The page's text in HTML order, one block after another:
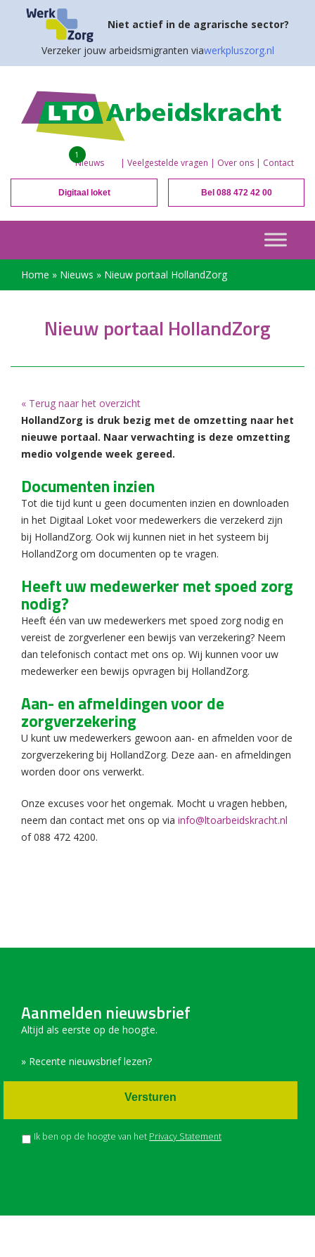
Niet actief in de agrarische sector?
Verzeker jouw arbeidsmigranten viawerkpluszorg.nl
Nieuws
1
| Veelgestelde vragen | Over ons | Contact
Digitaal loket Bel 088 472 42 00
Home » Nieuws » Nieuw portaal HollandZorg
Nieuw portaal HollandZorg
« Terug naar het overzicht
HollandZorg is druk bezig met de omzetting naar het
nieuwe portaal. Naar verwachting is deze omzetting
medio volgende week gereed.
Documenten inzien
Tot die tijd kunt u geen documenten inzien en downloaden
in het Digitaal Loket voor medewerkers die verzekerd zijn
bij HollandZorg. Ook wij kunnen niet in het systeem bij
HollandZorg om documenten op te vragen.
Heeft uw medewerker met spoed zorg
nodig?
Heeft één van uw medewerkers met spoed zorg nodig en
vereist de zorgverlener een bewijs van verzekering? Neem
dan telefonisch contact met ons op. Wij kunnen voor uw
medewerker een bewijs opvragen bij HollandZorg.
Aan- en afmeldingen voor de
zorgverzekering
U kunt uw medewerkers gewoon aan- en afmelden voor de
zorgverzekering bij HollandZorg. Deze aan- en afmeldingen
worden door ons verwerkt.
Onze excuses voor het ongemak. Mocht u vragen hebben,
neem dan contact met ons op via info@ltoarbeidskracht.nl
of 088 472 4200.
Aanmelden nieuwsbrief
Altijd als eerste op de hoogte.
» Recente nieuwsbrief lezen?
Ik ben op de hoogte van het Privacy Statement
Versturen